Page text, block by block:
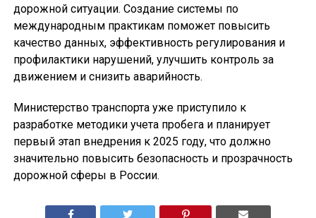
дорожной ситуации. Создание системы по
международным практикам поможет повысить
качество данных, эффективность регулирования и
профилактики нарушений, улучшить контроль за
движением и снизить аварийность.
Министерство транспорта уже приступило к
разработке методики учета пробега и планирует
первый этап внедрения к 2025 году, что должно
значительно повысить безопасность и прозрачность
дорожной сферы в России.